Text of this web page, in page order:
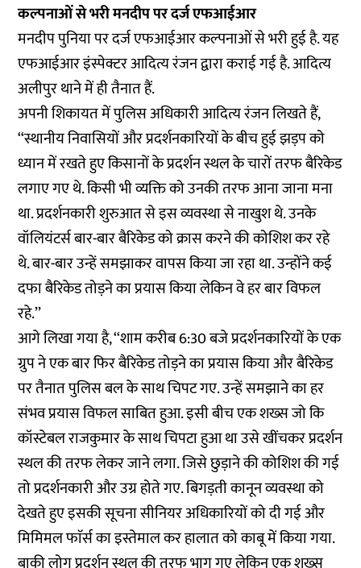
कल्पनाओं से भरी मनदीप पर दर्ज एफआईआर
मनदीप पुनिया पर दर्ज एफआईआर कल्पनाओं से भरी हुई है. यह
एफआईआर इंस्पेक्टर आदित्य रंजन द्वारा कराई गई है. आदित्य
अलीपुर थाने में ही तैनात हैं.
अपनी शिकायत में पुलिस अधिकारी आदित्य रंजन लिखते हैं,
‘‘स्थानीय निवासियों और प्रदर्शनकारियों के बीच हुई झड़प को
ध्यान में रखते हुए किसानों के प्रदर्शन स्थल के चारों तरफ बैरिकेड
लगाए गए थे. किसी भी व्यक्ति को उनकी तरफ आना जाना मना
था. प्रदर्शनकारी शुरुआत से इस व्यवस्था से नाखुश थे. उनके
वॉलियंटर्स बार-बार बैरिकेड को क्रास करने की कोशिश कर रहे
थे. बार-बार उन्हें समझाकर वापस किया जा रहा था. उन्होंने कई
दफा बैरिकेड तोड़ने का प्रयास किया लेकिन वे हर बार विफल
रहे.’’
आगे लिखा गया है, ‘‘शाम करीब 6:30 बजे प्रदर्शनकारियों के एक
ग्रुप ने एक बार फिर बैरिकेड तोड़ने का प्रयास किया और बैरिकेड
पर तैनात पुलिस बल के साथ चिपट गए. उन्हें समझाने का हर
संभव प्रयास विफल साबित हुआ. इसी बीच एक शख्स जो कि
कॉस्टेबल राजकुमार के साथ चिपटा हुआ था उसे खींचकर प्रदर्शन
स्थल की तरफ लेकर जाने लगा. जिसे छुड़ाने की कोशिश की गई
तो प्रदर्शनकारी और उग्र होते गए. बिगड़ती कानून व्यवस्था को
देखते हुए इसकी सूचना सीनियर अधिकारियों को दी गई और
मिमिमल फाॅर्स का इस्तेमाल कर हालात को काबू में किया गया.